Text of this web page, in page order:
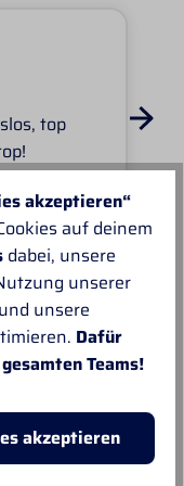
top
akzeptieren“
auf deinem
dabei, unsere
unserer
unsere
Dafür
Teams!
akzeptieren